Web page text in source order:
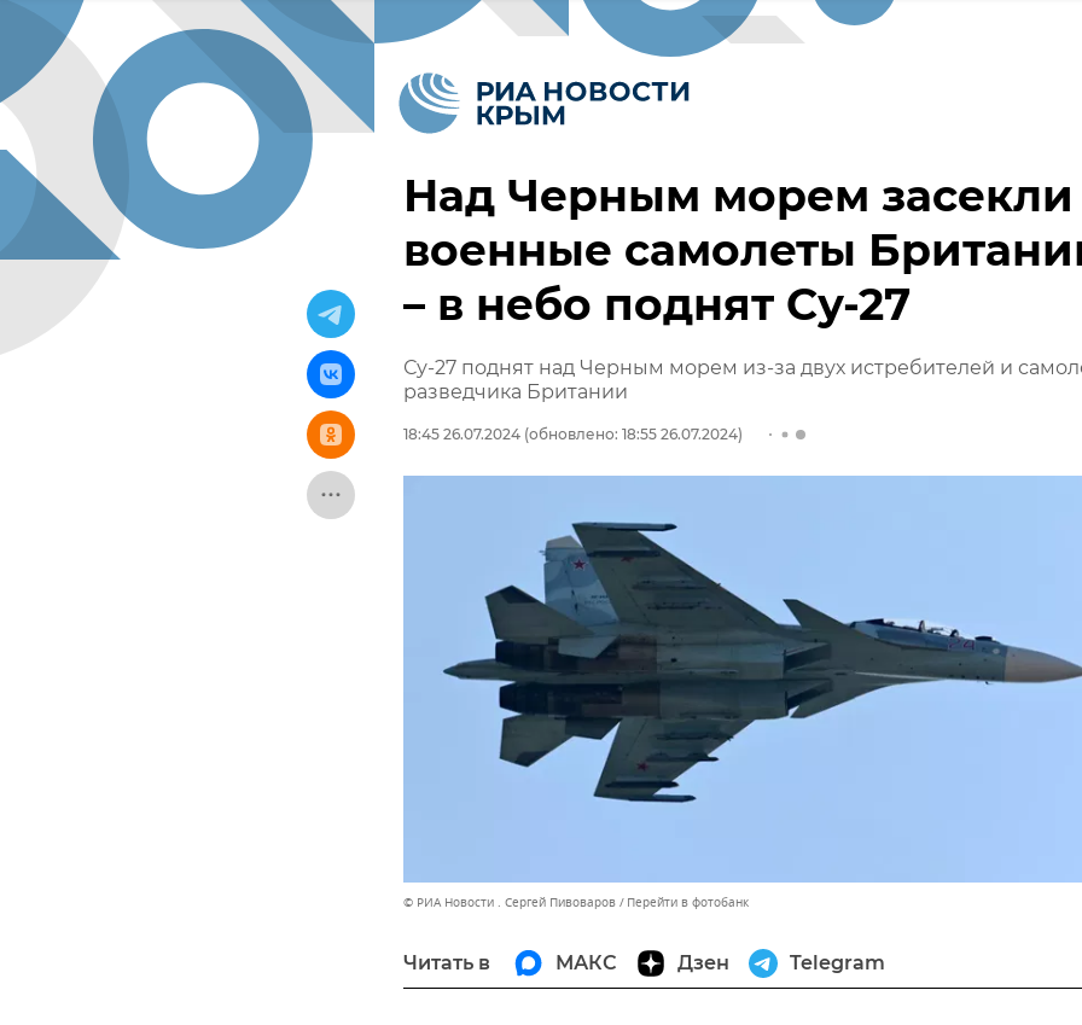
Над Черным морем засекли
военные самолеты
– в небо поднят Су-27
Су-27 поднят над Черным морем из-за двух истребителей и
разведчика Британии
18:45 26.07.2024 (обновлено: 18:55 26.07.2024)
© РИА Новости . Сергей Пивоваров Перейти в фотобанк
Читать в МАКС Дзен Telegram